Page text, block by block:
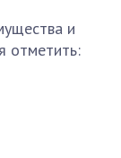
и
отметить: